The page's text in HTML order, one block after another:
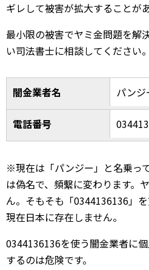
ギレして被害が拡大することが
最小限の被害でヤミ金問題を解
い司法書士に相談してください。
闇金業者名 パンジ
電話番号
※現在は「パンジー」と名乗っ
は偽名で、頻繫に変わります。
ん。そもそも「0344136136」
現在日本に存在しません。
0344136136を使う闇金業者に
するのは危険です。